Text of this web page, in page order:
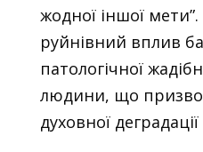
жодної іншої мети”.
руйнівний вплив
патологічної
людини, що
духовної